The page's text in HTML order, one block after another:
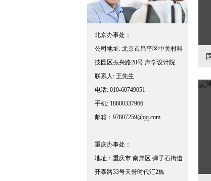
北京办事处：
公司地址: 北京市昌平区中关村科
技园区振兴路28号 声学设计院
联系人: 王先生
电话: 010-60749051
手机: 18600337966
邮箱：97807259@qq.com
重庆办事处：
地址：重庆市 南岸区 弹子石街道
开泰路33号天誉时代汇2栋